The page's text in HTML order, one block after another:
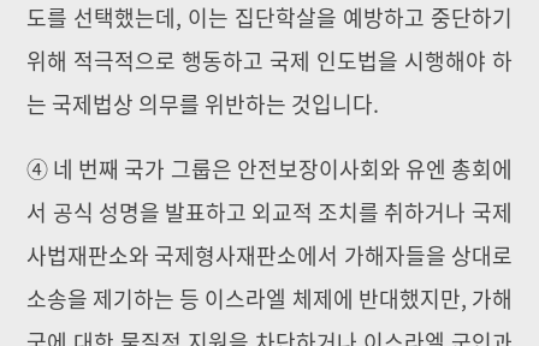
도를 선택했는데, 이는 집단학살을 예방하고 중단하기
위해 적극적으로 행동하고 국제 인도법을 시행해야 하
는 국제법상 의무를 위반하는 것입니다.
④ 네 번째 국가 그룹은 안전보장이사회와 유엔 총회에
서 공식 성명을 발표하고 외교적 조치를 취하거나 국제
사법재판소와 국제형사재판소에서 가해자들을 상대로
소송을 제기하는 등 이스라엘 체제에 반대했지만, 가해